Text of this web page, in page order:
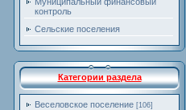
контроль
Сельские поселения
Категории раздела
Веселовское поселение [106]